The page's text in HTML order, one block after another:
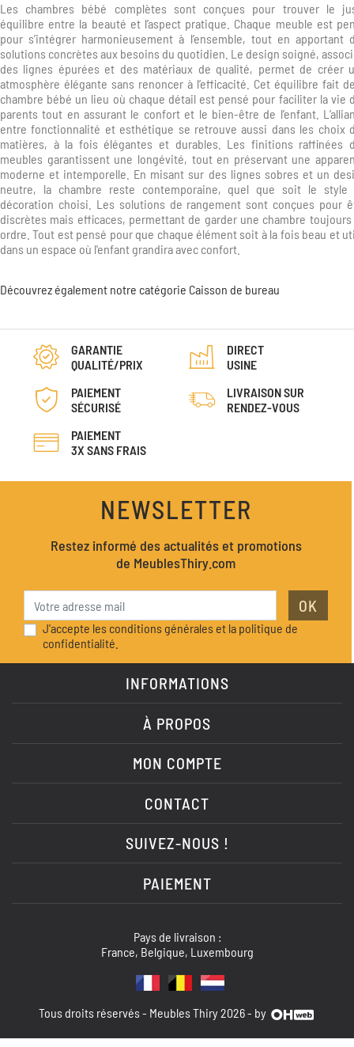
Les chambres bébé complètes sont conçues pour trouver le
équilibre entre la beauté et l’aspect pratique. Chaque meuble est
pour s’intégrer harmonieusement à l’ensemble, tout en apportant
solutions concrètes aux besoins du quotidien. Le design soigné,
des lignes épurées et des matériaux de qualité, permet de créer
atmosphère élégante sans renoncer à l’efficacité. Cet équilibre fait
chambre bébé un lieu où chaque détail est pensé pour faciliter la vie
parents tout en assurant le confort et le bien-être de l’enfant.
entre fonctionnalité et esthétique se retrouve aussi dans les choix
matières, à la fois élégantes et durables. Les finitions raffinées
meubles garantissent une longévité, tout en préservant une
moderne et intemporelle. En misant sur des lignes sobres et un
neutre, la chambre reste contemporaine, quel que soit le style
décoration choisi. Les solutions de rangement sont conçues pour
discrètes mais efficaces, permettant de garder une chambre
ordre. Tout est pensé pour que chaque élément soit à la fois beau et
dans un espace où l'enfant grandira avec confort.
Découvrez également notre catégorie Caisson de bureau
GARANTIE
QUALITÉ/PRIX
DIRECT
USINE
PAIEMENT
SÉCURISÉ
LIVRAISON SUR
RENDEZ-VOUS
PAIEMENT
3X SANS FRAIS
NEWSLETTER
Restez informé des actualités et promotions
de MeublesThiry.com
OK
J'accepte les conditions générales et la politique de
confidentialité.
INFORMATIONS
À PROPOS
MON COMPTE
CONTACT
SUIVEZ-NOUS !
PAIEMENT
Pays de livraison :
France, Belgique, Luxembourg
Tous droits réservés - Meubles Thiry 2026 - by